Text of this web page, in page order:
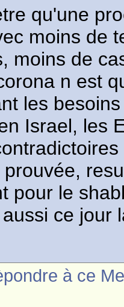
qu'une
moins de
moins de
n est
les
Israel, les
pour le
ce jour
à ce